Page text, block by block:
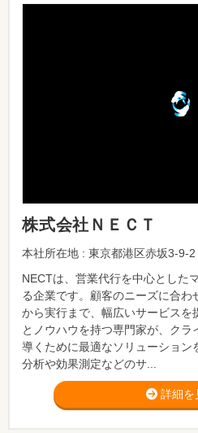
株式会社ＮＥＣＴ
本社所在地 : 東京都港区赤坂3-9-
NECTは、営業代行を中心とした
る企業です。顧客のニーズに合わ
から実行まで、幅広いサービスを
とノウハウを持つ専門家が、クラ
導くために最適なソリューション
分析や効果測定などのサ...
詳細を